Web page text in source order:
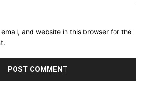
email, and website in this browser for the